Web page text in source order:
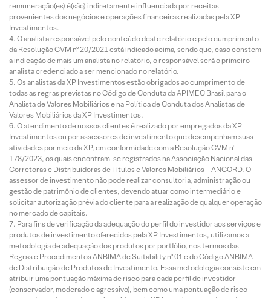
remuneração(es) é(são) indiretamente influenciada por receitas
provenientes dos negócios e operações financeiras realizadas pela XP
Investimentos.
O analista responsável pelo conteúdo deste relatório e pelo cumprimento
da Resolução CVM nº 20/2021 está indicado acima, sendo que, caso constem
a indicação de mais um analista no relatório, o responsável será o primeiro
analista credenciado a ser mencionado no relatório.
Os analistas da XP Investimentos estão obrigados ao cumprimento de
todas as regras previstas no Código de Conduta da APIMEC Brasil para o
Analista de Valores Mobiliários e na Política de Conduta dos Analistas de
Valores Mobiliários da XP Investimentos.
O atendimento de nossos clientes é realizado por empregados da XP
Investimentos ou por assessores de investimento que desempenham suas
atividades por meio da XP, em conformidade com a Resolução CVM nº
178/2023, os quais encontram-se registrados na Associação Nacional das
Corretoras e Distribuidoras de Títulos e Valores Mobiliários – ANCORD. O
assessor de investimento não pode realizar consultoria, administração ou
gestão de patrimônio de clientes, devendo atuar como intermediário e
solicitar autorização prévia do cliente para a realização de qualquer operação
no mercado de capitais.
Para fins de verificação da adequação do perfil do investidor aos serviços e
produtos de investimento oferecidos pela XP Investimentos, utilizamos a
metodologia de adequação dos produtos por portfólio, nos termos das
Regras e Procedimentos ANBIMA de Suitability nº 01 e do Código ANBIMA
de Distribuição de Produtos de Investimento. Essa metodologia consiste em
atribuir uma pontuação máxima de risco para cada perfil de investidor
(conservador, moderado e agressivo), bem como uma pontuação de risco